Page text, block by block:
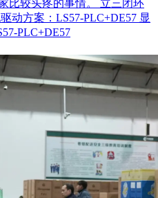
比较头疼的事情。 立三闭环
动方案：LS57-PLC+DE57 显
PLC+DE57